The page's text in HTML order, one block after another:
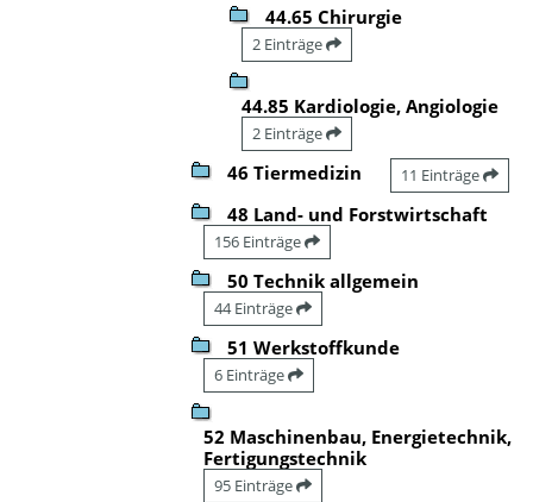
44.65 Chirurgie
2 Einträge
44.85 Kardiologie, Angiologie
2 Einträge
46 Tiermedizin 11 Einträge
48 Land- und Forstwirtschaft
156 Einträge
50 Technik allgemein
44 Einträge
51 Werkstoffkunde
6 Einträge
52 Maschinenbau, Energietechnik,
Fertigungstechnik
95 Einträge